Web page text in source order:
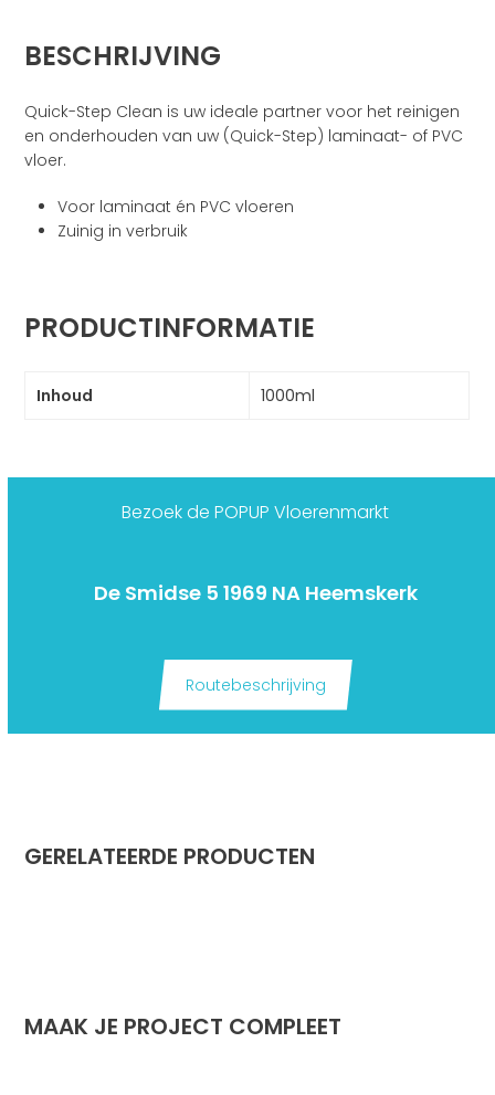
BESCHRIJVING
Quick-Step Clean is uw ideale partner voor het reinigen
en onderhouden van uw (Quick-Step) laminaat- of PVC
vloer.
Voor laminaat én PVC vloeren
Zuinig in verbruik
PRODUCTINFORMATIE
Inhoud 1000ml
Bezoek de POPUP Vloerenmarkt
De Smidse 5 1969 NA Heemskerk
Routebeschrijving
GERELATEERDE PRODUCTEN
MAAK JE PROJECT COMPLEET